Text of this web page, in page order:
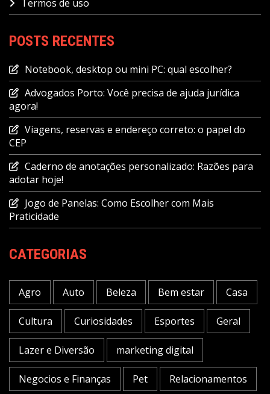
Termos de uso
POSTS RECENTES
Notebook, desktop ou mini PC: qual escolher?
Advogados Porto: Você precisa de ajuda jurídica
agora!
Viagens, reservas e endereço correto: o papel do
CEP
Caderno de anotações personalizado: Razões para
adotar hoje!
Jogo de Panelas: Como Escolher com Mais
Praticidade
CATEGORIAS
Agro Auto Beleza Bem estar Casa
Cultura Curiosidades Esportes Geral
Lazer e Diversão marketing digital
Negocios e Finanças Pet Relacionamentos